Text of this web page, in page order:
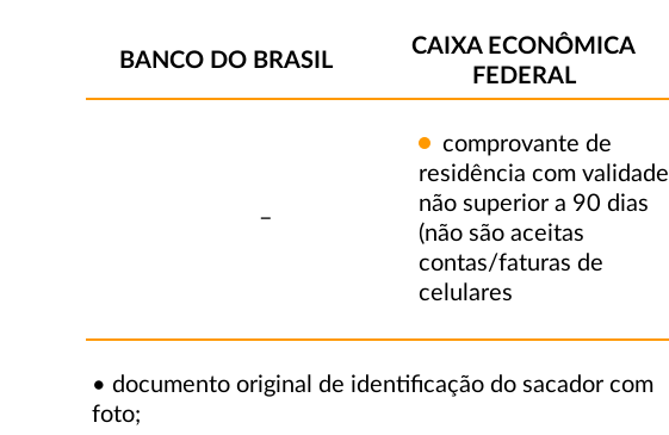
BANCO DO BRASIL
CAIXA ECONÔMICA
FEDERAL
–
comprovante de
residência com validade
não superior a 90 dias
(não são aceitas
contas/faturas de
celulares
• documento original de identificação do sacador com
foto;